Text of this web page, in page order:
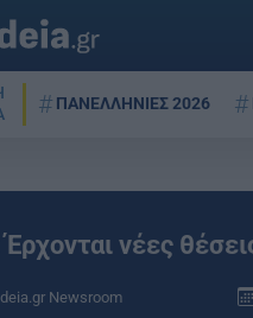
ΠΑΝΕΛΛΗΝΙΕΣ 2026
νέες
Newsroom